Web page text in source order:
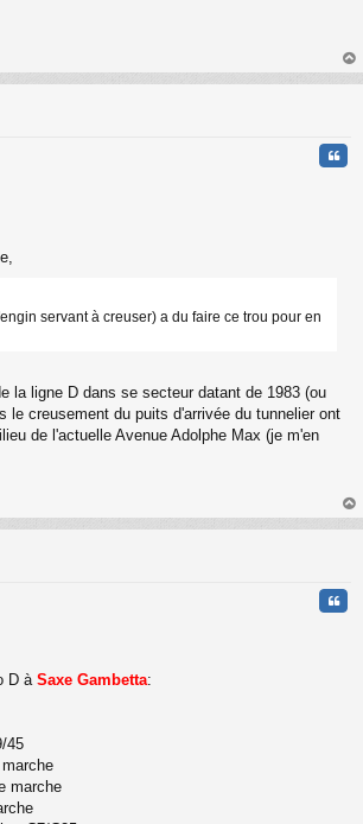
au
servant à creuser) a du faire ce trou pour en
la ligne D dans se secteur datant de 1983 (ou
le creusement du puits d'arrivée du tunnelier ont
de l'actuelle Avenue Adolphe Max (je m'en
au
D à Saxe Gambetta:
45
marche